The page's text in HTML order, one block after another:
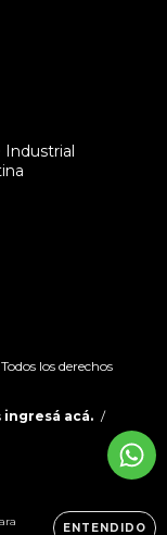
ENTENDIDO
Industrial
los derechos
ingresá acá. /